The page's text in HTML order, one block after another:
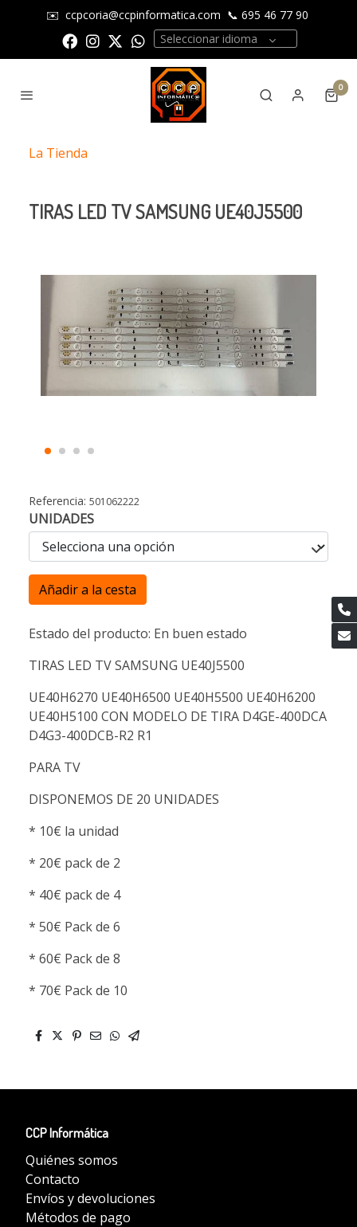
✉️ ccpcoria@ccpinformatica.com 📞 695 46 77 90
Seleccionar idioma
0
La Tienda
TIRAS LED TV SAMSUNG UE40J5500
Referencia: 501062222
UNIDADES
Añadir a la cesta
Estado del producto: En buen estado
TIRAS LED TV SAMSUNG UE40J5500
UE40H6270 UE40H6500 UE40H5500 UE40H6200
UE40H5100 CON MODELO DE TIRA D4GE-400DCA
D4G3-400DCB-R2 R1
PARA TV
DISPONEMOS DE 20 UNIDADES
* 10€ la unidad
* 20€ pack de 2
* 40€ pack de 4
* 50€ Pack de 6
* 60€ Pack de 8
* 70€ Pack de 10
CCP Informática
Quiénes somos
Contacto
Envíos y devoluciones
Métodos de pago